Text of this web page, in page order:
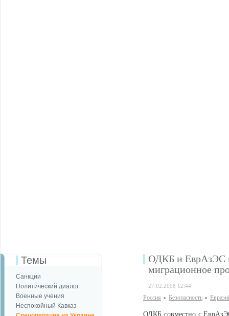
Темы
Санкции
Политический диалог
Военные учения
Неспокойный Кавказ
ОДКБ и ЕврАзЭС
миграционное
27.02.2008 12:44
Россия Безопаcность
ОДКБ совместно с